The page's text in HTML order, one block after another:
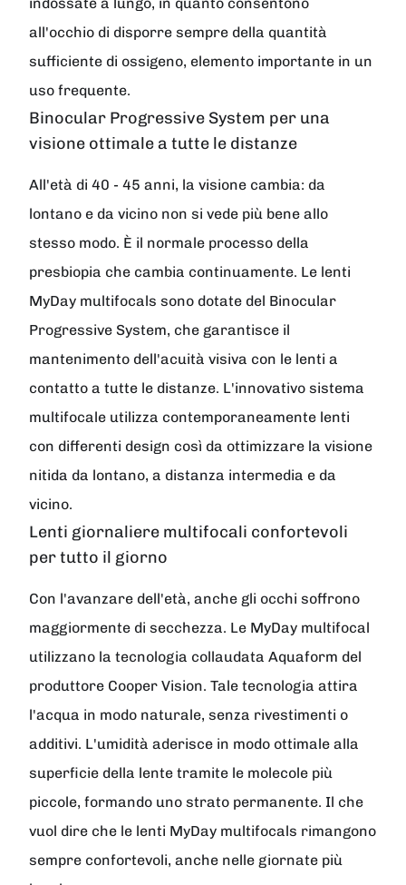
all'occhio di disporre sempre della quantità
sufficiente di ossigeno, elemento importante in un
uso frequente.
Binocular Progressive System per una
visione ottimale a tutte le distanze
All'età di 40 - 45 anni, la visione cambia: da
lontano e da vicino non si vede più bene allo
stesso modo. È il normale processo della
presbiopia che cambia continuamente. Le lenti
MyDay multifocals sono dotate del Binocular
Progressive System, che garantisce il
mantenimento dell'acuità visiva con le lenti a
contatto a tutte le distanze. L'innovativo sistema
multifocale utilizza contemporaneamente lenti
con differenti design così da ottimizzare la visione
nitida da lontano, a distanza intermedia e da
vicino.
Lenti giornaliere multifocali confortevoli
per tutto il giorno
Con l'avanzare dell'età, anche gli occhi soffrono
maggiormente di secchezza. Le MyDay multifocal
utilizzano la tecnologia collaudata Aquaform del
produttore Cooper Vision. Tale tecnologia attira
l'acqua in modo naturale, senza rivestimenti o
additivi. L'umidità aderisce in modo ottimale alla
superficie della lente tramite le molecole più
piccole, formando uno strato permanente. Il che
vuol dire che le lenti MyDay multifocals rimangono
sempre confortevoli, anche nelle giornate più